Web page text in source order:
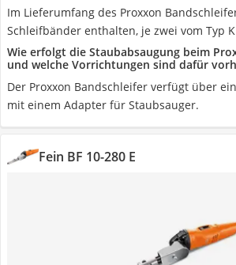
Im Lieferumfang des Proxxon
Schleifbänder enthalten, je zwei vom Typ
Wie erfolgt die Staubabsaugung beim
und welche Vorrichtungen sind dafür
Der Proxxon Bandschleifer verfügt über
mit einem Adapter für Staubsauger.
Fein BF 10-280 E